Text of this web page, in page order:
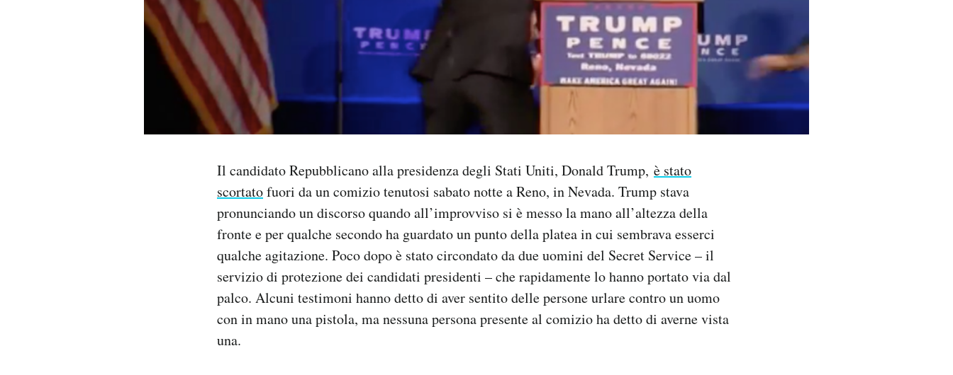
Il candidato Repubblicano alla presidenza degli Stati Uniti, Donald Trump, è stato
scortatofuori da un comizio tenutosi sabato notte a Reno, in Nevada. Trump stava
pronunciando un discorso quando all’improvviso si è messo la mano all’altezza della
fronte e per qualche secondo ha guardato un punto della platea in cui sembrava esserci
qualche agitazione. Poco dopo è stato circondato da due uomini del Secret Service – il
servizio di protezione dei candidati presidenti – che rapidamente lo hanno portato via dal
palco. Alcuni testimoni hanno detto di aver sentito delle persone urlare contro un uomo
con in mano una pistola, ma nessuna persona presente al comizio ha detto di averne vista
una.